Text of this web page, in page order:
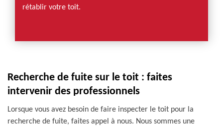
rétablir votre toit.
Recherche de fuite sur le toit : faites
intervenir des professionnels
Lorsque vous avez besoin de faire inspecter le toit pour la
recherche de fuite, faites appel à nous. Nous sommes une